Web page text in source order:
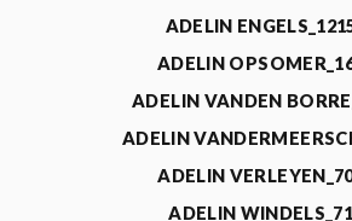
ADELIN
ADELIN
ADELIN VANDEN
ADELIN
ADELIN
ADELIN